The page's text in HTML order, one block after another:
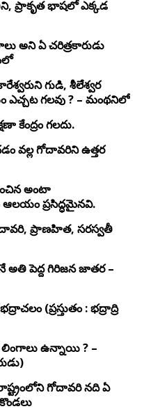
ప్రాకృత భాషలో ఎక్కడ
అని ఏ చరిత్రకారుడు
గుడి, శీలేశ్వర
ఎచ్చట గలవు ? – మంథనిలో
కేంద్రం గలదు.
వల్ల గోదావరిని ఉత్తర
అంటా
ప్రసిద్ధమైనవి.
ప్రాణహిత, సరస్వతీ
అతి పెద్ద గిరిజన జాతర –
(ప్రస్తుతం : భద్రాద్రి
లింగాలు ఉన్నాయి ? –
రాష్ట్రంలోని గోదావరి నది ఏ